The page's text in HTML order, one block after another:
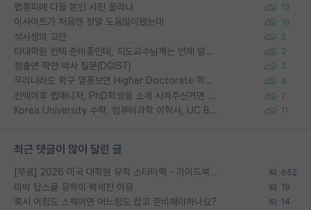
랩홈피에 다들 본인 사진 올리냐 13
이사이트가 처음엔 정말 도움많이됐는데 16
석사생의 고민 2
타대학원 컨텍 준비중인데, 지도교수님께는 언제 말씀드려야 할까요? 2
정출연 학연 박사 질문(DGIST) 2
우리나라도 학구 열풍보면 Higher Doctorate 학위가 필요하다고 봅니다. 4
컨택이후 랩매니저, PhD학생들 소개 시켜주신거면 거의 컨펌에 가깝나요? 2
Korea University 수학, 컴퓨터과학 이학사, UC Berkeley 산업공학 대학원 공학박사가 되는 것은 쉽지 않겠죠? 11
최근 댓글이 많이 달린 글
[무료] 2026 미국 대학원 유학 스타터팩 - 가이드북 & 합격자 컨택메일 템플릿 652
미박 탑스쿨 유학이 빡세진 이유 19
혹시 이정도 스펙이면 어느정도 잡고 준비해야하나요? 14